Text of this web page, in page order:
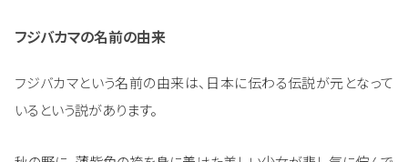
フジバカマの名前の由来
フジバカマという名前の由来は、日本に伝わる伝説が元となって
いるという説があります。